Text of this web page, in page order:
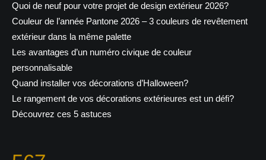
Quoi de neuf pour votre projet de design extérieur 2026?
Couleur de l’année Pantone 2026 – 3 couleurs de revêtement
extérieur dans la même palette
Les avantages d’un numéro civique de couleur
personnalisable
Quand installer vos décorations d’Halloween?
Le rangement de vos décorations extérieures est un défi?
Découvrez ces 5 astuces